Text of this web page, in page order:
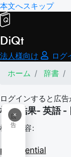
本文へスキップ
DiQt
法人様向け
ログ
ホーム
辞書
ログインすると広
×
広
告
検索結果- 英語 -
検索内容:
presidential